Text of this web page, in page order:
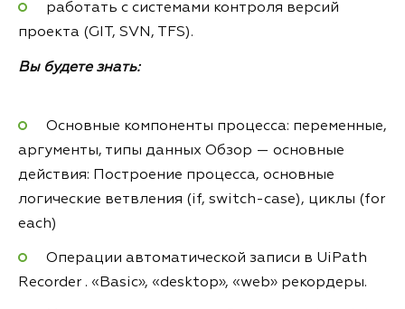
работать с системами контроля версий
проекта (GIT, SVN, TFS).
Вы будете знать:
Основные компоненты процесса: переменные,
аргументы, типы данных Обзор — основные
действия: Построение процесса, основные
логические ветвления (if, switch-case), циклы (for
each)
Операции автоматической записи в UiPath
Recorder . «Basic», «desktop», «web» рекордеры.